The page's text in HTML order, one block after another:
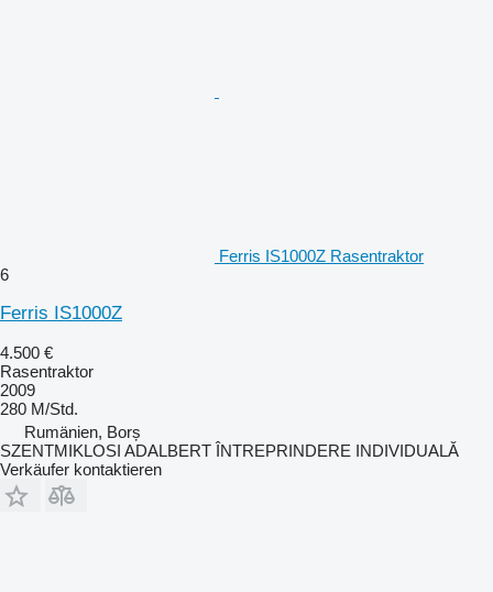
Ferris IS1000Z Rasentraktor
6
Ferris IS1000Z
4.500 €
Rasentraktor
2009
280 M/Std.
Rumänien, Borș
SZENTMIKLOSI ADALBERT ÎNTREPRINDERE INDIVIDUALĂ
Verkäufer kontaktieren